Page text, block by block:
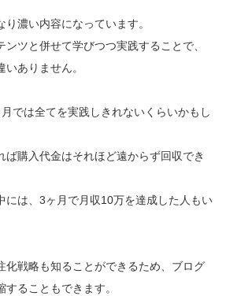
濃い内容になっています。
ンツと併せて学びつつ実践することで、
ありません。
では全てを実践しきれないくらいかもし
ば購入代金はそれほど遠からず回収でき
には、3ヶ月で月収10万を達成した人もい
化戦略も知ることができるため、ブログ
ることもできます。